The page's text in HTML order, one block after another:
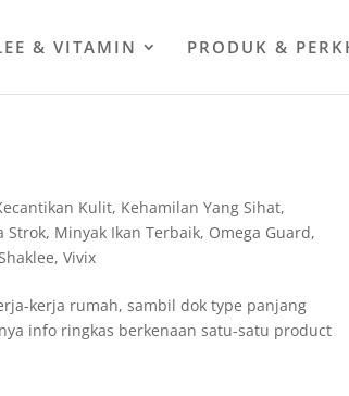
& VITAMIN PRODUK &
Kulit, Kehamilan Yang Sihat,
Strok, Minyak Ikan Terbaik, Omega Guard,
,Vivix
kerja rumah, sambil dok type panjang
info ringkas berkenaan satu-satu product